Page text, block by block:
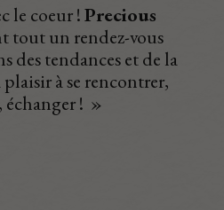
le coeur !Precious
tout un rendez-vous
des tendances et de la
à se rencontrer,
échanger ! »